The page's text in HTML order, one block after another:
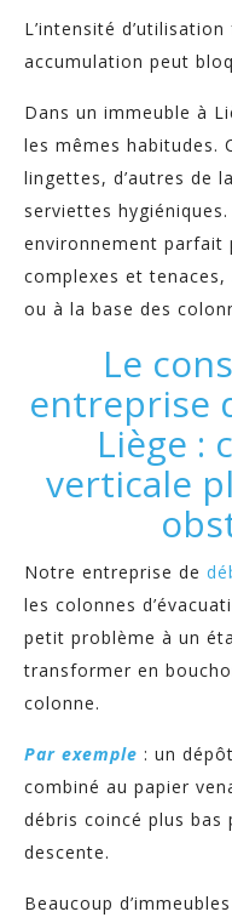
L’intensité
accumulation peut
Dans un immeuble à
les mêmes habitudes.
lingettes, d’autres de
serviettes
environnement parfait
complexes et
ou à la base des
Le
entreprise
Liège :
verticale
Notre entreprise de
les colonnes
petit problème à un
transformer en
colonne.
Par exemple : un
combiné au papier
débris coincé plus
descente.
Beaucoup